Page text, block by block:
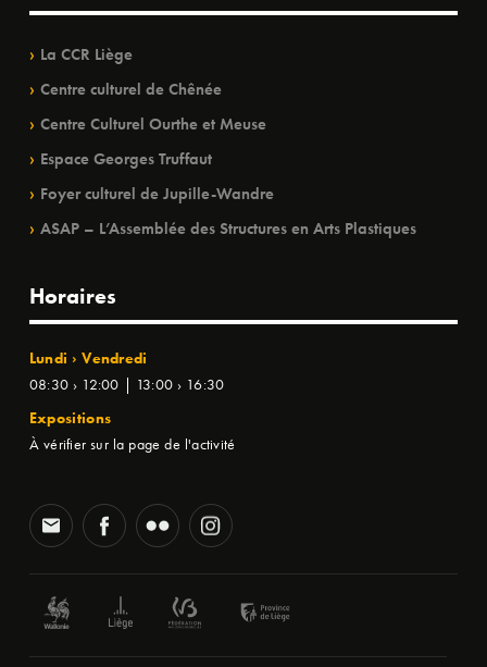
La CCR Liège
Centre culturel de Chênée
Centre Culturel Ourthe et Meuse
Espace Georges Truffaut
Foyer culturel de Jupille-Wandre
ASAP – L’Assemblée des Structures en Arts Plastiques
Horaires
Lundi › Vendredi
08:30 › 12:00 | 13:00 › 16:30
Expositions
À vérifier sur la page de l'activité